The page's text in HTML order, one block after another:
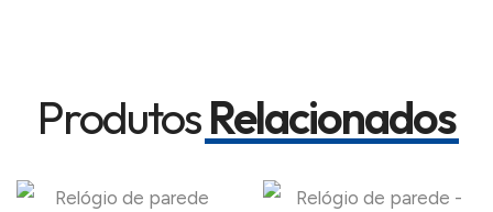
ProdutosRelacionados